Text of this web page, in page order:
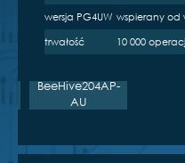
wersja PG4UW wspierany od
trwałość
10 000
BeeHive204AP-
AU